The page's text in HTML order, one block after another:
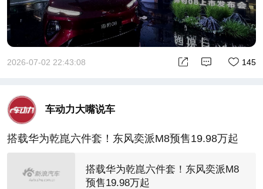
2026-07-02 22:43:08 145
车动力大嘴说车
搭载华为乾崑六件套！东风奕派M8预售19.98万起
搭载华为乾崑六件套！东风奕派M8
预售19.98万起